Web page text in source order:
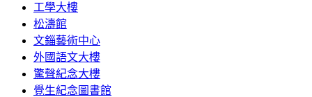
工學大樓
松濤館
文錙藝術中心
外國語文大樓
驚聲紀念大樓
覺生紀念圖書館